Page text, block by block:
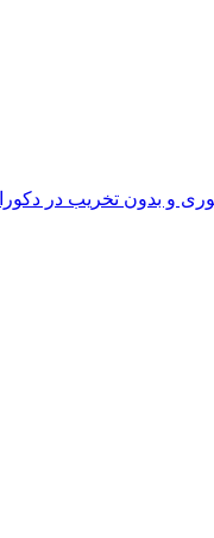
و بدون تخریب در